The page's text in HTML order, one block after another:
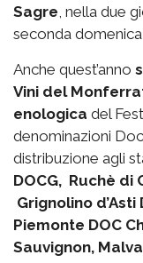
Sagre, nella due
seconda
Anche quest’anno
Vini del
enologica del
denominazioni
distribuzione agli
DOCG, Ruchè di
Grignolino
Piemonte DOC
Sauvignon,